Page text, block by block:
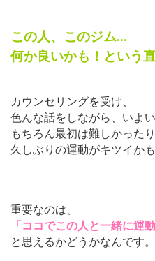
この人、このジム…
何か良いかも！という
カウンセリングを受け、
色んな話をしながら、いよい
もちろん最初は難しかったり
久しぶりの運動がキツイか
重要なのは、
「ココでこの人と一緒に運
と思えるかどうかなんです。